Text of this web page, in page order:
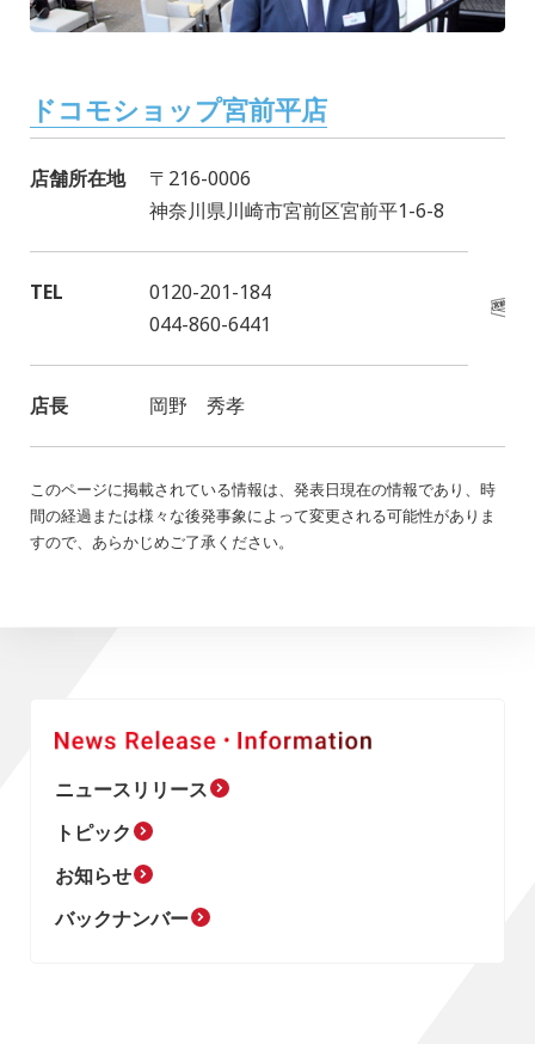
ドコモショップ宮前平店
店舗所在地
〒216-0006
神奈川県川崎市宮前区宮前平1-6-8
TEL
0120-201-184
044-860-6441
店長 岡野 秀孝
このページに掲載されている情報は、発表日現在の情報であり、時
間の経過または様々な後発事象によって変更される可能性がありま
すので、あらかじめご了承ください。
ニュースリリース
トピック
お知らせ
バックナンバー